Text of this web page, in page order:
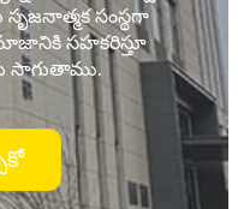
సృజనాత్మక సంస్థగా
సహకరిస్తూ
సాగుతాము.